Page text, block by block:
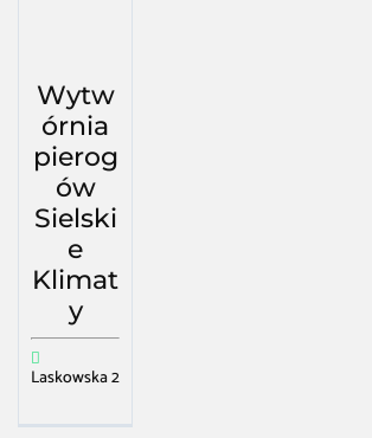
Wytw
órnia
pierog
ów
Sielski
e
Klimat
y
Laskowska 2